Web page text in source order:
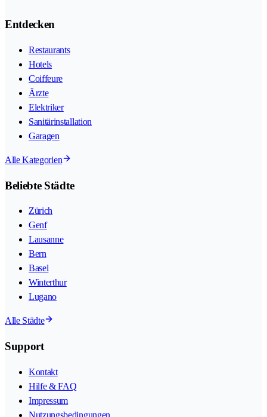
Entdecken
Restaurants
Hotels
Coiffeure
Ärzte
Elektriker
Sanitärinstallation
Garagen
Alle Kategorien
Beliebte Städte
Zürich
Genf
Lausanne
Bern
Basel
Winterthur
Lugano
Alle Städte
Support
Kontakt
Hilfe & FAQ
Impressum
Nutzungsbedingungen